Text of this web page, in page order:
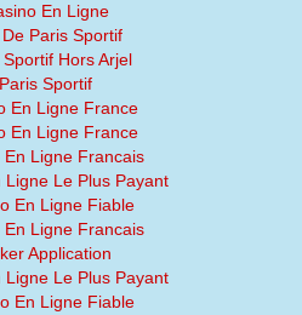
En Ligne
Paris Sportif
Sportif Hors Arjel
Paris Sportif
En Ligne France
En Ligne France
En Ligne Francais
Ligne Le Plus Payant
En Ligne Fiable
En Ligne Francais
Application
Ligne Le Plus Payant
En Ligne Fiable